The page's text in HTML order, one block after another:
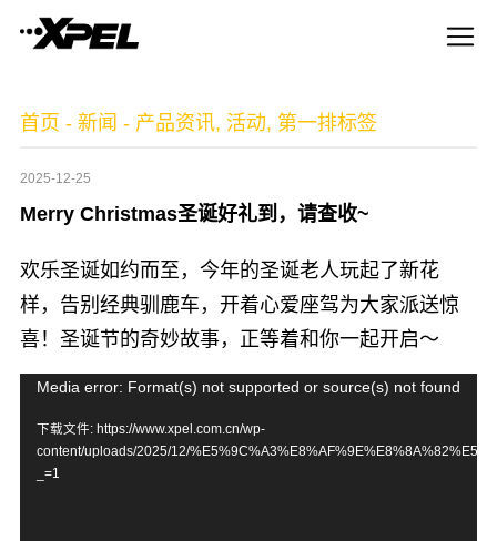
首页 - 新闻 - 产品资讯, 活动, 第一排标签
2025-12-25
Merry Christmas圣诞好礼到，请查收~
欢乐圣诞如约而至，今年的圣诞老人玩起了新花
样，告别经典驯鹿车，开着心爱座驾为大家派送惊
喜！圣诞节的奇妙故事，正等着和你一起开启～
视
频
播
Media error: Format(s) not supported or source(s) not found
下载文件: https://www.xpel.com.cn/wp-
content/uploads/2025/12/
_=1